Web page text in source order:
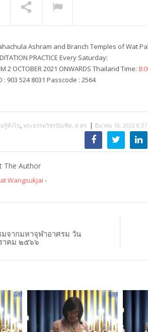
PLAYING
กล่าวแสดงความยินดี
Ashram and Branch Temples of Wat
PRACTICE Every Saturday:
2 OCTOBER 2021 ONWARDS Thailand Time:
903 524 8031 Passcode : 2564
รู้ทั่วไป, พระธรรมวัชรบัณฑิต, ศ.ดร. | มีนาคม 18, 2023
The Author
Wangsukjai -
มจากมหาจุฬาอาศรม วัน
าคม ๒๕๖๖